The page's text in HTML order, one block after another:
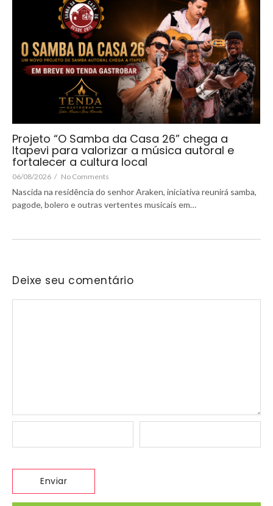
Projeto “O Samba da Casa 26” chega a
Itapevi para valorizar a música autoral e
fortalecer a cultura local
06/08/2026 / No Comments
Nascida na residência do senhor Araken, iniciativa reunirá samba,
pagode, bolero e outras vertentes musicais em…
Deixe seu comentário